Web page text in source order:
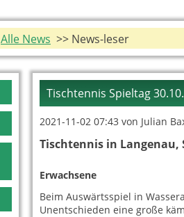
Alle News >> News-leser
Tischtennis Spieltag
2021-11-02 07:43 von Julian
Tischtennis in Langenau,
Erwachsene
Beim Auswärtsspiel in
Unentschieden eine große